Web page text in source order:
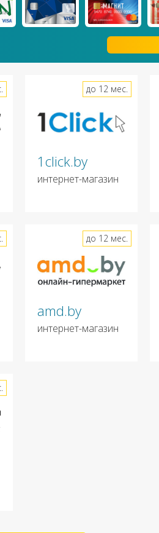
1click.by
интернет-магазин
до 12 мес.
amd.by
интернет-магазин
до 12 мес.